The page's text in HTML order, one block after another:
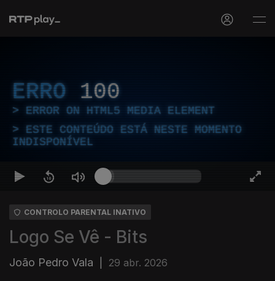
ERRO 100
ERROR ON HTML5 MEDIA ELEMENT
ESTE CONTEÚDO ESTÁ NESTE MOMENTO
INDISPONÍVEL
CONTROLO PARENTAL INATIVO
Logo Se Vê - Bits
João Pedro Vala 29 abr. 2026